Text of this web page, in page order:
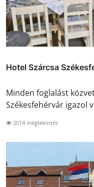
Hotel Szárcsa
Minden foglalást
Székesfehérvár igazol
2014 megtekintés